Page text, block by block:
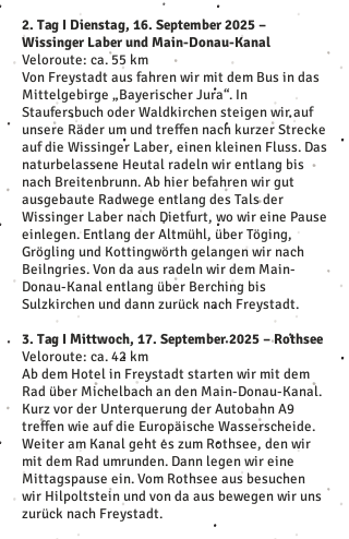
2. Tag I Dienstag, 16. September 2025 –
Wissinger Laber und Main-Donau-Kanal
Veloroute: ca. 55 km
Von Freystadt aus fahren wir mit dem Bus in das
Mittelgebirge „Bayerischer Jura“. In
Staufersbuch oder Waldkirchen steigen wir auf
unsere Räder um und treffen nach kurzer Strecke
auf die Wissinger Laber, einen kleinen Fluss. Das
naturbelassene Heutal radeln wir entlang bis
nach Breitenbrunn. Ab hier befahren wir gut
ausgebaute Radwege entlang des Tals der
Wissinger Laber nach Dietfurt, wo wir eine Pause
einlegen. Entlang der Altmühl, über Töging,
Grögling und Kottingwörth gelangen wir nach
Beilngries. Von da aus radeln wir dem Main-
Donau-Kanal entlang über Berching bis
Sulzkirchen und dann zurück nach Freystadt.
3. Tag I Mittwoch, 17. September 2025 – Rothsee
Veloroute: ca. 42 km
Ab dem Hotel in Freystadt starten wir mit dem
Rad über Michelbach an den Main-Donau-Kanal.
Kurz vor der Unterquerung der Autobahn A9
treffen wie auf die Europäische Wasserscheide.
Weiter am Kanal geht es zum Rothsee, den wir
mit dem Rad umrunden. Dann legen wir eine
Mittagspause ein. Vom Rothsee aus besuchen
wir Hilpoltstein und von da aus bewegen wir uns
zurück nach Freystadt.